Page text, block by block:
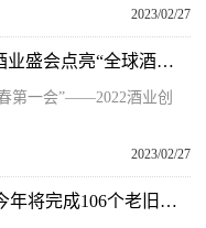
2023/02/27
“酒香”透海南，投资看自贸，一场酒业盛会点亮“全球酒业品牌新中心”
第一会”——2022酒业创
2023/02/27
世界时讯：市县两会｜海口美兰区今年将完成106个老旧小区及2条“断头路”改造